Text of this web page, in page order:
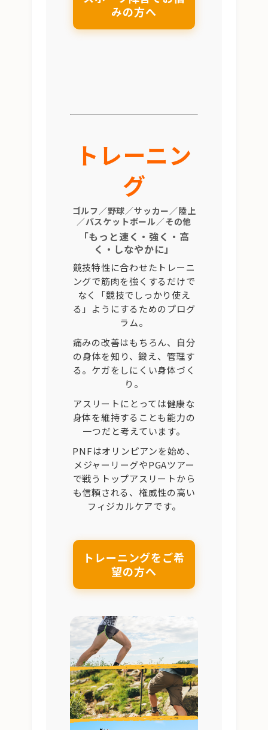
みの方へ
トレーニン
グ
ゴルフ／野球／サッカー／陸上
／バスケットボール／その他
「もっと速く・強く・高
く・しなやかに」
競技特性に合わせたトレーニ
ングで筋肉を強くするだけで
なく「競技でしっかり使え
る」ようにするためのプログ
ラム。
痛みの改善はもちろん、自分
の身体を知り、鍛え、管理す
る。ケガをしにくい身体づく
り。
アスリートにとっては健康な
身体を維持することも能力の
一つだと考えています。
PNFはオリンピアンを始め、
メジャーリーグやPGAツアー
で戦うトップアスリートから
も信頼される、権威性の高い
フィジカルケアです。
トレーニングをご希
望の方へ